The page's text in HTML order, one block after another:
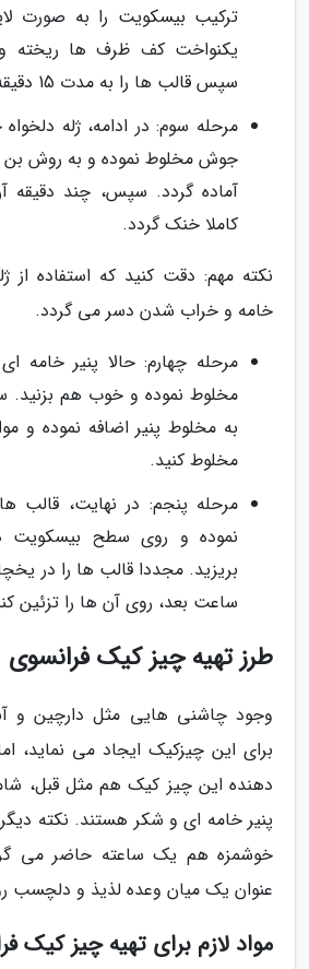
ترکیب بیسکویت را به صورت
یکنواخت کف ظرف ها ریخته و
سپس قالب ها را به مدت 15 دقیقه در یخچال بگذارید.
جوش مخلوط نموده و به روش بن
آماده گردد. سپس، چند دقیقه
کاملا خنک گردد.
نکته مهم: دقت کنید که استفاده از
خامه و خراب شدن دسر می گردد.
مرحله چهارم: حالا پنیر خامه
مخلوط نموده و خوب هم بزنید.
به مخلوط پنیر اضافه نموده و
مخلوط کنید.
مرحله پنجم: در نهایت، قالب
نموده و روی سطح بیسکویت
ساعت بعد، روی آن ها را تزئین
طرز تهیه چیز کیک فرانسوی
وجود چاشنی هایی مثل دارچین و
برای این چیزکیک ایجاد می نماید،
دهنده این چیز کیک هم مثل قبل،
پنیر خامه ای و شکر هستند. نکته
خوشمزه هم یک ساعته حاضر می
عنوان یک میان وعده لذیذ و دلچسب
مواد لازم برای تهیه چیز کیک